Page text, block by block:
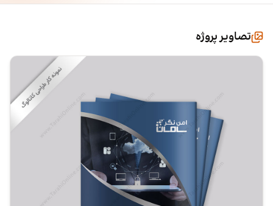
تصاویر پروژه